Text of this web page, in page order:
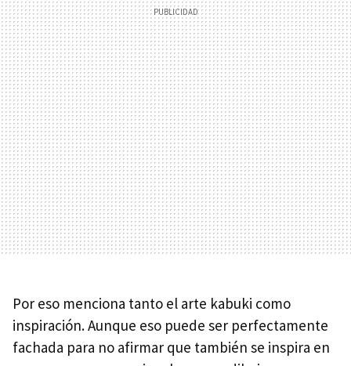
Por eso menciona tanto el arte kabuki como
inspiración. Aunque eso puede ser perfectamente
fachada para no afirmar que también se inspira en